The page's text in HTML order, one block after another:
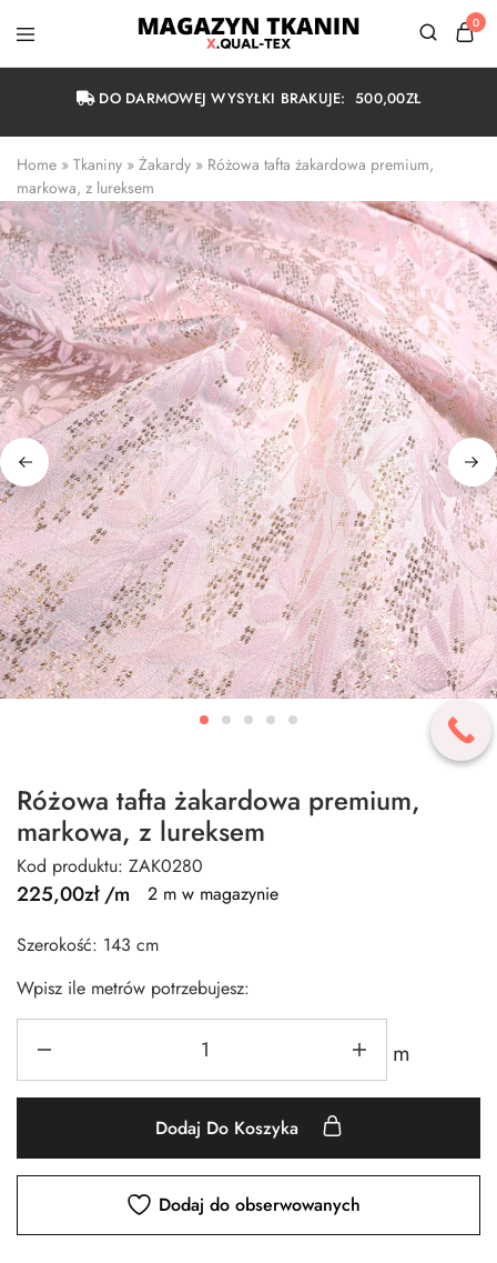
Magazyn
Warszawa
0
DO DARMOWEJ WYSYŁKI BRAKUJE:500,00ZŁ
Home » Tkaniny » Żakardy » Różowa tafta żakardowa premium,
markowa, z lureksem
Różowa tafta żakardowa premium,
markowa, z lureksem
Kod produktu: ZAK0280
225,00zł/m
2 m w magazynie
Szerokość: 143 cm
Wpisz ile metrów potrzebujesz:
m
Dodaj Do Koszyka
Dodaj do obserwowanych